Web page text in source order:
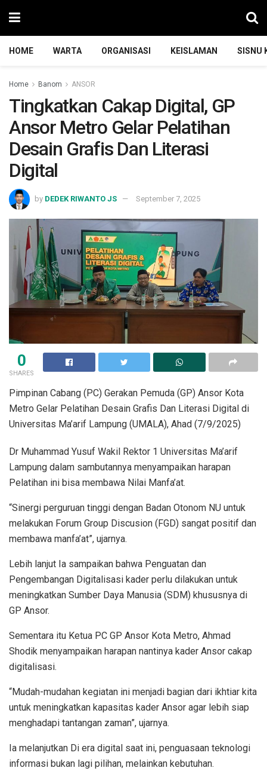
HOME WARTA ORGANISASI KEISLAMAN SISNU
Home Banom ANSOR
Tingkatkan Cakap Digital, GP
Ansor Metro Gelar Pelatihan
Desain Grafis Dan Literasi
Digital
by DEDEK RIWANTO JS September 7, 2025
0
SHARES
Pimpinan Cabang (PC) Gerakan Pemuda (GP) Ansor Kota
Metro Gelar Pelatihan Desain Grafis Dan Literasi Digital di
Universitas Ma’arif Lampung (UMALA), Ahad (7/9/2025)
Dr Muhammad Yusuf Wakil Rektor 1 Universitas Ma’arif
Lampung dalam sambutannya menyampaikan harapan
Pelatihan ini bisa membawa Nilai Manfa’at.
“Sinergi perguruan tinggi dengan Badan Otonom NU untuk
melakukan Forum Group Discusion (FGD) sangat positif dan
membawa manfa’at”, ujarnya.
Lebih lanjut Ia sampaikan bahwa Penguatan dan
Pengembangan Digitalisasi kader perlu dilakukan untuk
meningkatkan Sumber Daya Manusia (SDM) khususnya di
GP Ansor.
Sementara itu Ketua PC GP Ansor Kota Metro, Ahmad
Shodik menyampaikan harapan nantinya kader Ansor cakap
digitalisasi.
“Mudah-mudahan kegiatan ini menjadi bagian dari ikhtiar kita
untuk meningkatkan kapasitas kader Ansor agar lebih siap
menghadapi tantangan zaman”, ujarnya.
Ia melanjutkan Di era digital saat ini, penguasaan teknologi
informasi bukan lagi pilihan, melainkan kebutuhan.